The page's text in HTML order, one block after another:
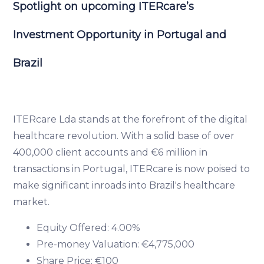
Spotlight on upcoming ITERcare’s
Investment Opportunity in Portugal and
Brazil
ITERcare Lda stands at the forefront of the digital
healthcare revolution. With a solid base of over
400,000 client accounts and €6 million in
transactions in Portugal, ITERcare is now poised to
make significant inroads into Brazil's healthcare
market.
Equity Offered: 4.00%
Pre-money Valuation: €4,775,000
Share Price: €100